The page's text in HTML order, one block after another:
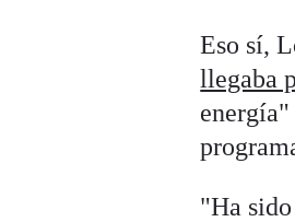
Eso sí,
llegaba
"Ha